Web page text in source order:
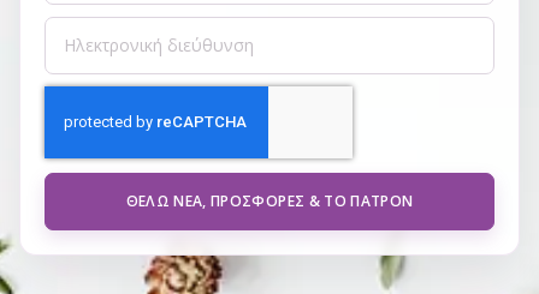
ΘΈΛΩ ΝΈΑ, ΠΡΟΣΦΟΡΈΣ & ΤΟ ΠΑΤΡΌΝ